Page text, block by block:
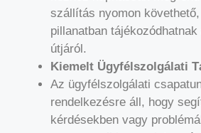
szállítás nyomon
pillanatban
útjáról.
Kiemelt Ügyfélszolgálati
Az ügyfélszolgálati
rendelkezésre áll, hogy
kérdésekben vagy